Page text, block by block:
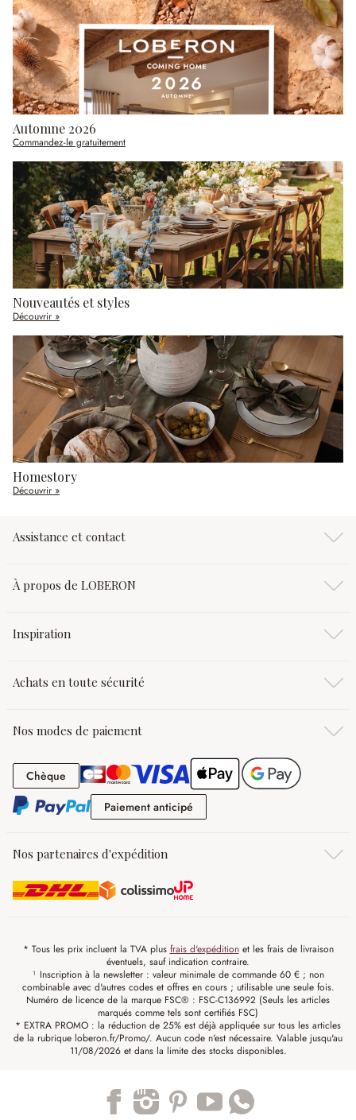
Automne 2026
Commandez-le gratuitement
Nouveautés et styles
Découvrir »
Homestory
Découvrir »
Assistance et contact
À propos de LOBERON
Inspiration
Achats en toute sécurité
Nos modes de paiement
Chèque Chèque
Paiement anticipé
Nos partenaires d'expédition
* Tous les prix incluent la TVA plus frais d'expéditionet les frais de livraison
éventuels, sauf indication contraire.
¹ Inscription à la newsletter : valeur minimale de commande 60 € ; non
combinable avec d'autres codes et offres en cours ; utilisable une seule fois.
Numéro de licence de la marque FSC® : FSC-C136992 (Seuls les articles
marqués comme tels sont certifiés FSC)
* EXTRA PROMO : la réduction de 25% est déjà appliquée sur tous les articles
de la rubrique loberon.fr/Promo/. Aucun code n'est nécessaire. Valable jusqu'au
11/08/2026 et dans la limite des stocks disponibles.